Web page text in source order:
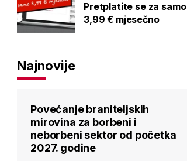
Pretplatite se za samo
3,99 € mjesečno
Najnovije
Povećanje braniteljskih
mirovina za borbeni i
neborbeni sektor od početka
2027. godine